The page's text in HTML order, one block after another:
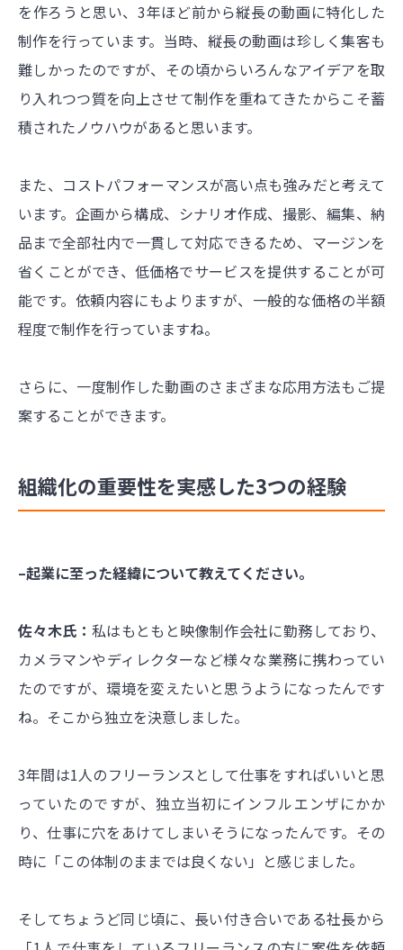
を作ろうと思い、3年ほど前から縦長の動画に特化した
制作を行っています。当時、縦長の動画は珍しく集客も
難しかったのですが、その頃からいろんなアイデアを取
り入れつつ質を向上させて制作を重ねてきたからこそ蓄
積されたノウハウがあると思います。
また、コストパフォーマンスが高い点も強みだと考えて
います。企画から構成、シナリオ作成、撮影、編集、納
品まで全部社内で一貫して対応できるため、マージンを
省くことができ、低価格でサービスを提供することが可
能です。 依頼内容にもよりますが、 一般的な価格の半額
程度で制作を行っていますね。
さらに、一度制作した動画のさまざまな応用方法もご提
案することができます。
組織化の重要性を実感した3つの経験
–起業に至った経緯について教えてください。
佐々木氏： 私はもともと映像制作会社に勤務しており、
カメラマンやディレクターなど様々な業務に携わってい
たのですが、環境を変えたいと思うようになったんです
ね。そこから独立を決意しました。
3年間は1人のフリーランスとして仕事をすればいいと思
っていたのですが、独立当初にインフルエンザにかか
り、仕事に穴をあけてしまいそうになったんです。その
時に「この体制のままでは良くない」と感じました。
そしてちょうど同じ頃に、長い付き合いである社長から